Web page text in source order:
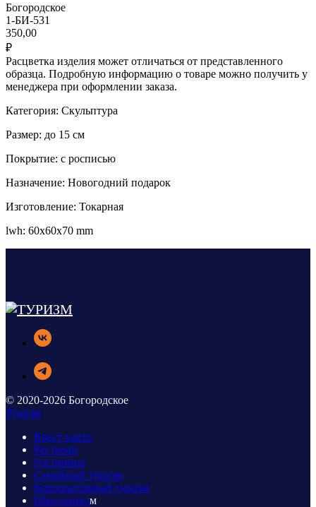
Богородское
1-БИ-531
350,00
₽
Расцветка изделия может отличаться от представленного
образца. Подробную информацию о товаре можно получить у
менеджера при оформлении заказа.
Категория: Скульптура
Размер: до 15 см
Покрытие: с росписью
Назначение: Новогодний подарок
Изготовление: Токарная
lwh: 60x60x70 mm
© 2020-2026 Богородское
Туризм
Квест-карта
Ресторан
Гостиница
Семейный туризм
Корпоративный туризм
Школьникам